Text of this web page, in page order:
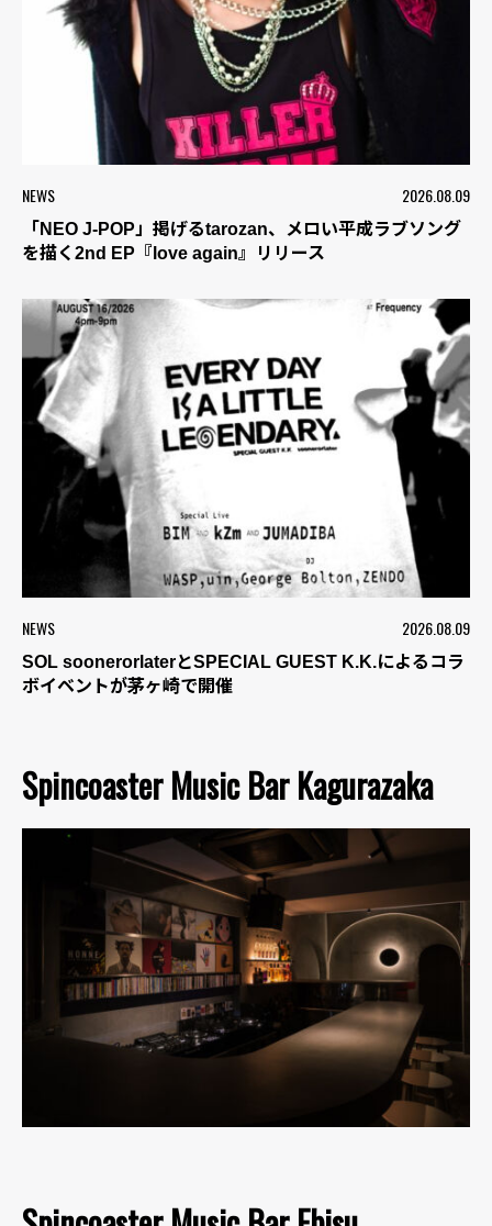
NEWS 2026.08.09
「NEO J-POP」掲げるtarozan、メロい平成ラブソング
を描く2nd EP『love again』リリース
NEWS 2026.08.09
SOL soonerorlaterとSPECIAL GUEST K.K.によるコラ
ボイベントが茅ヶ崎で開催
Spincoaster Music Bar Kagurazaka